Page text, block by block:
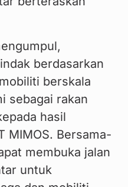
berdasarkan
berskala
sebagai rakan
hasil
MIMOS. Bersama-
membuka jalan
untuk